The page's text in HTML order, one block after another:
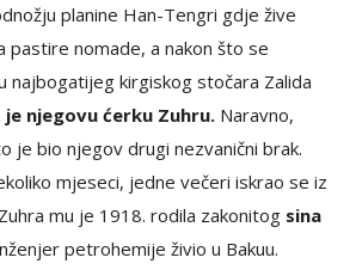
planine Han-Tengri gdje žive
pastire nomade, a nakon što se
najbogatijeg kirgiskog stočara Zalida
njegovu ćerku Zuhru. Naravno,
je bio njegov drugi nezvanični brak.
mjeseci, jedne večeri iskrao se iz
mu je 1918. rodila zakonitog sina
petrohemije živio u Bakuu.